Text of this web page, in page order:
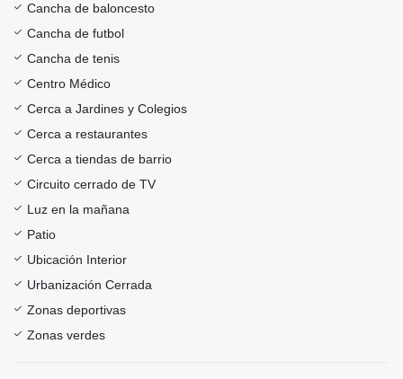
Cancha de baloncesto
Cancha de futbol
Cancha de tenis
Centro Médico
Cerca a Jardines y Colegios
Cerca a restaurantes
Cerca a tiendas de barrio
Circuito cerrado de TV
Luz en la mañana
Patio
Ubicación Interior
Urbanización Cerrada
Zonas deportivas
Zonas verdes